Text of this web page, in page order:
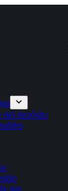
del depósito
gas